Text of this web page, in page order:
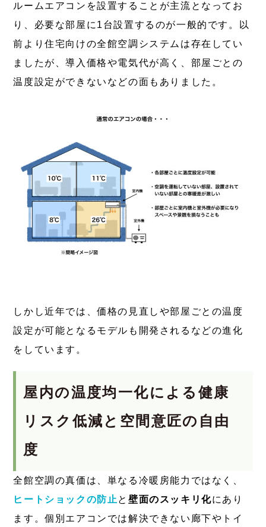
ルームエアコンを設置することが主流となってお
り、必要な部屋に1台設置するのが一般的です。以
前より住宅向けの全館空調システムは存在してい
ましたが、導入価格や電気代が高く、部屋ごとの
温度設定ができないなどの面もありました。
しかし近年では、価格の見直しや部屋ごとの温度
設定が可能となるモデルも開発されるなどの進化
をしています。
屋内の温度均一化による健康
リスク低減と空間意匠の自由
度
全館空調の真価は、単なる冷暖房能力ではなく、
ヒートショックの防止 と壁面のスッキリ化にあり
ます。個別エアコンでは解決できない廊下やトイ